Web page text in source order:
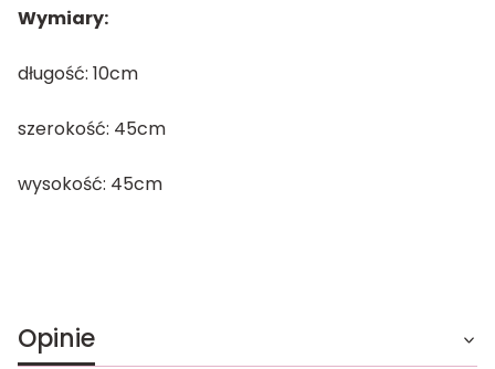
Wymiary:
długość: 10cm
szerokość: 45cm
wysokość: 45cm
Opinie